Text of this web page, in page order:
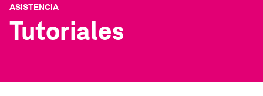
ASISTENCIA
Tutoriales